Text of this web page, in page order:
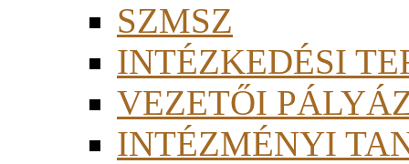
SZMSZ
INTÉZKEDÉSI
VEZETŐI
INTÉZMÉNYI